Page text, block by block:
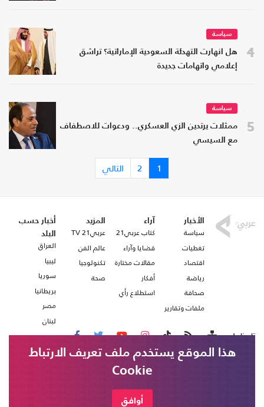
4
سياسة
هل انهارت التهدئة السعودية الإماراتية؟ تراشق
إعلامي واتهامات جديدة
5
سياسة
ممثلات يرتدين الزي العسكري.. ودعوات للاصطفاف
مع السيسي
1
2 التالي
الأخبار
سياسة
تغطيات
اقتصاد
رياضة
صحافة
ملفات وتقارير
آراء
كتاب عربي21
قضايا وآراء
مقالات مختارة
أفكار
استطلاع رأي
المزيد
عربي21 TV
عالم الفن
تكنولوجيا
صحة
أخبار حسب
البلد
العراق
ليبيا
سوريا
بريطانيا
مصر
لبنان
تابعنا على
هذا الموقع يستخدم ملف تعريف الارتباط
Cookie
أوافق